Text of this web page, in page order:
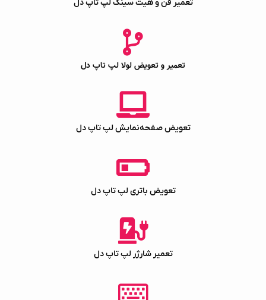
تعمیر فن و هیت سینک لپ‌ تاپ دل
تعمیر و تعویض لولا لپ‌ تاپ دل
تعویض صفحه‌نمایش لپ‌ تاپ دل
تعویض باتری لپ‌ تاپ دل
تعمیر شارژر لپ‌ تاپ دل